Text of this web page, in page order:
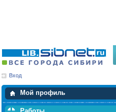
Вход
Мой профиль
Мои закладки